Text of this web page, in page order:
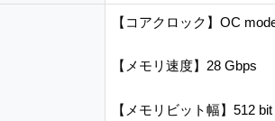
【コアクロック】OC
【メモリ速度】28 Gbps
【メモリビット幅】512 bit